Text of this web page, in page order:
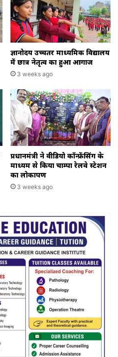
ज्ञानोदय उच्चतर माध्यमिक विद्यालय
में छात्र नेतृत्व का हुआ आगाज
3 weeks ago
प्रधानमंत्री ने वीडियो कॉन्फ्रेंसिंग के
माध्यम से किया चाम्पा रेलवे स्टेशन
का लोकार्पण
3 weeks ago